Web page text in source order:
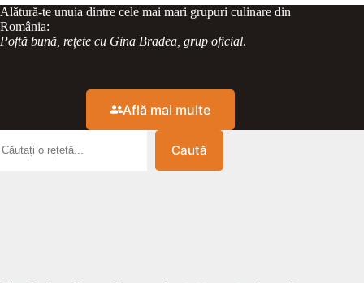
Alătură-te unuia dintre cele mai mari grupuri culinare din
România:
Poftă bună, rețete cu Gina Bradea, grup oficial.
Află mai multe
Caută